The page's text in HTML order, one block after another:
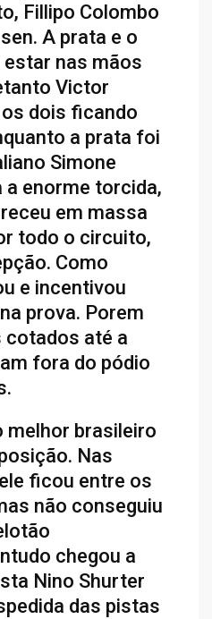
Fillipo Colombo
A prata e o
nas mãos
Victor
dois ficando
a prata foi
Simone
enorme torcida,
em massa
todo o circuito,
Como
e incentivou
prova. Porem
até a
fora do pódio
melhor brasileiro
Nas
ficou entre os
não conseguiu
chegou a
Nino Shurter
das pistas